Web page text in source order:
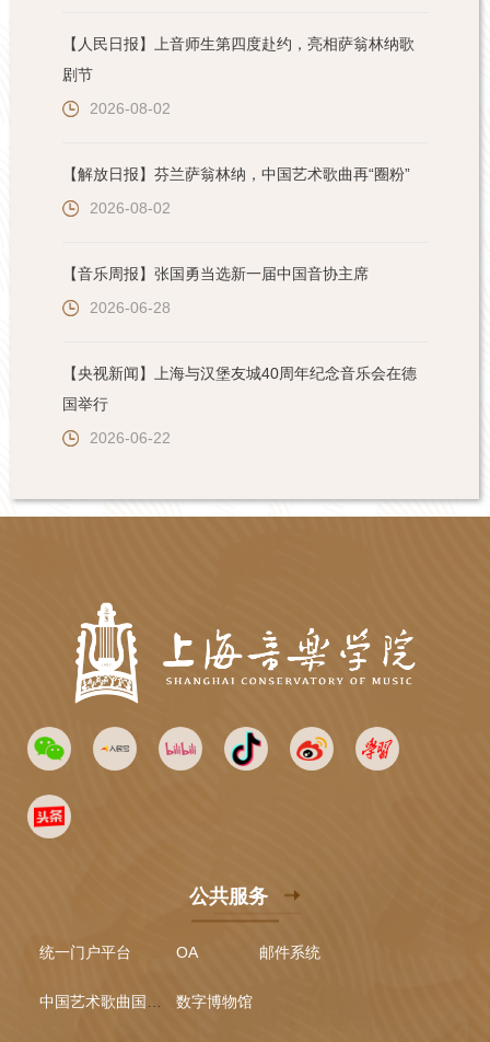
【人民日报】上音师生第四度赴约，亮相萨翁林纳歌
剧节
2026-08-02
【解放日报】芬兰萨翁林纳，中国艺术歌曲再“圈粉”
2026-08-02
【音乐周报】张国勇当选新一届中国音协主席
2026-06-28
【央视新闻】上海与汉堡友城40周年纪念音乐会在德
国举行
2026-06-22
公共服务
统一门户平台 OA 邮件系统
数字博物馆